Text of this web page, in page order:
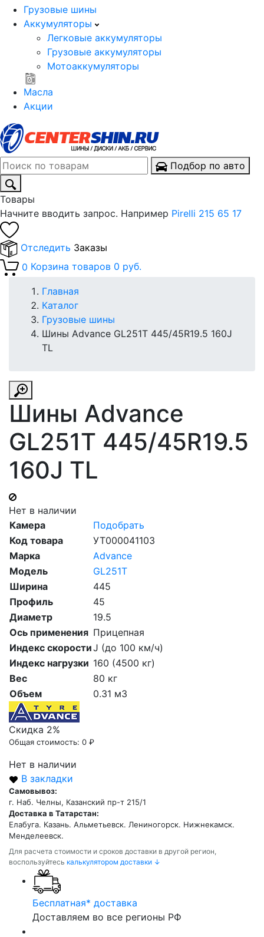
Грузовые шины
Аккумуляторы
Легковые аккумуляторы
Грузовые аккумуляторы
Мотоаккумуляторы
Масла
Акции
Подбор по авто
Товары
Начните вводить запрос. Например Pirelli 215 65 17
Отследить Заказы
0 Корзина товаров 0 руб.
Главная
Каталог
Грузовые шины
Шины Advance GL251T 445/45R19.5 160J
TL
Шины Advance
GL251T 445/45R19.5
160J TL
Нет в наличии
Камера
Подобрать
Код товара
УТ000041103
Марка
Advance
Модель
GL251T
Ширина
445
Профиль
45
Диаметр
19.5
Ось применения Прицепная
Индекс скоростиJ (до 100 км/ч)
Индекс нагрузки 160 (4500 кг)
Вес
80 кг
Объем
0.31 м3
Скидка 2%
Общая стоимость: 0 ₽
Нет в наличии
В закладки
Самовывоз:
г. Наб. Челны, Казанский пр-т 215/1
Доставка в Татарстан:
Елабуга. Казань. Альметьевск. Лениногорск. Нижнекамск.
Менделеевск.
Для расчета стоимости и сроков доставки в другой регион,
воспользуйтесь калькулятором доставки ↓
Бесплатная* доставка
Доставляем во все регионы РФ